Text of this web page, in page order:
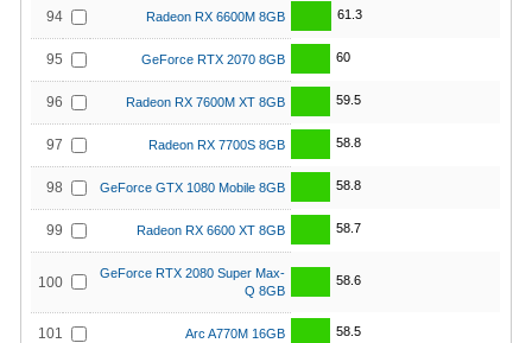
94 Radeon RX 6600M 8GB 61.3
95 GeForce RTX 2070 8GB 60
96 Radeon RX 7600M XT 8GB 59.5
97 Radeon RX 7700S 8GB 58.8
98 GeForce GTX 1080 Mobile 8GB 58.8
99 Radeon RX 6600 XT 8GB 58.7
100
GeForce RTX 2080 Super Max-
Q 8GB
58.6
101 Arc A770M 16GB 58.5